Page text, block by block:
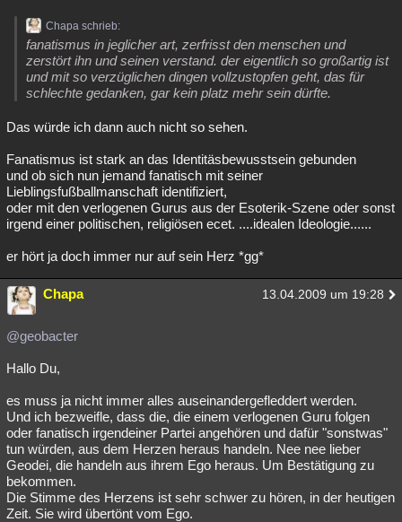
Chapa schrieb:
fanatismus in jeglicher art, zerfrisst den menschen und
zerstört ihn und seinen verstand. der eigentlich so großartig ist
und mit so verzüglichen dingen vollzustopfen geht, das für
schlechte gedanken, gar kein platz mehr sein dürfte.
Das würde ich dann auch nicht so sehen.
Fanatismus ist stark an das Identitäsbewusstsein gebunden
und ob sich nun jemand fanatisch mit seiner
Lieblingsfußballmanschaft identifiziert,
oder mit den verlogenen Gurus aus der Esoterik-Szene oder sonst
irgend einer politischen, religiösen ecet. ....idealen Ideologie......
er hört ja doch immer nur auf sein Herz *gg*
Chapa 13.04.2009 um 19:28
@geobacter
Hallo Du,
es muss ja nicht immer alles auseinandergefleddert werden.
Und ich bezweifle, dass die, die einem verlogenen Guru folgen
oder fanatisch irgendeiner Partei angehören und dafür "sonstwas"
tun würden, aus dem Herzen heraus handeln. Nee nee lieber
Geodei, die handeln aus ihrem Ego heraus. Um Bestätigung zu
bekommen.
Die Stimme des Herzens ist sehr schwer zu hören, in der heutigen
Zeit. Sie wird übertönt vom Ego.